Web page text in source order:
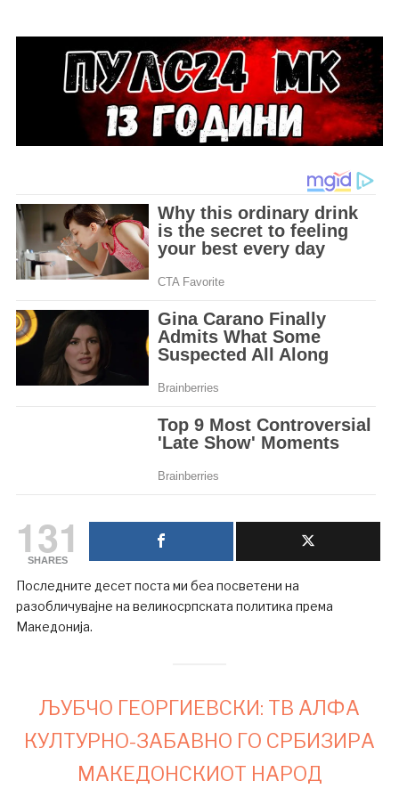
131
SHARES
Последните десет поста ми беа посветени на
разобличувајне на великосрпската политика према
Македонија.
ЉУБЧО ГЕОРГИЕВСКИ: ТВ АЛФА
КУЛТУРНО-ЗАБАВНО ГО СРБИЗИРА
МАКЕДОНСКИОТ НАРОД